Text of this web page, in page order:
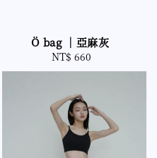
Ö bag ｜亞麻灰
Regular
price
NT$ 660